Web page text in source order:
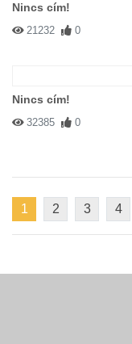
Nincs cím!
21232 0
Nincs cím!
32385 0
1 2 3 4